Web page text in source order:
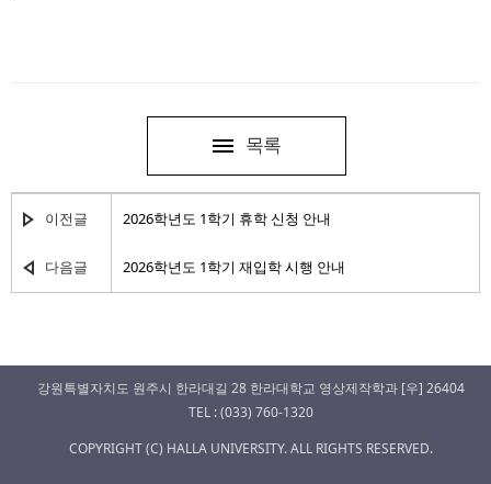
목록
이전글 2026학년도 1학기 휴학 신청 안내
다음글 2026학년도 1학기 재입학 시행 안내
강원특별자치도 원주시 한라대길 28 한라대학교 영상제작학과 [우] 26404
TEL : (033) 760-1320
COPYRIGHT (C) HALLA UNIVERSITY. ALL RIGHTS RESERVED.